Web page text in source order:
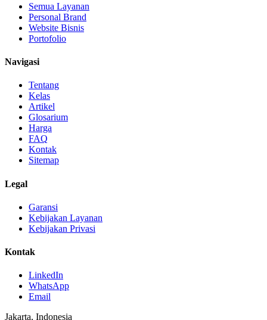
Semua Layanan
Personal Brand
Website Bisnis
Portofolio
Navigasi
Tentang
Kelas
Artikel
Glosarium
Harga
FAQ
Kontak
Sitemap
Legal
Garansi
Kebijakan Layanan
Kebijakan Privasi
Kontak
LinkedIn
WhatsApp
Email
Jakarta, Indonesia